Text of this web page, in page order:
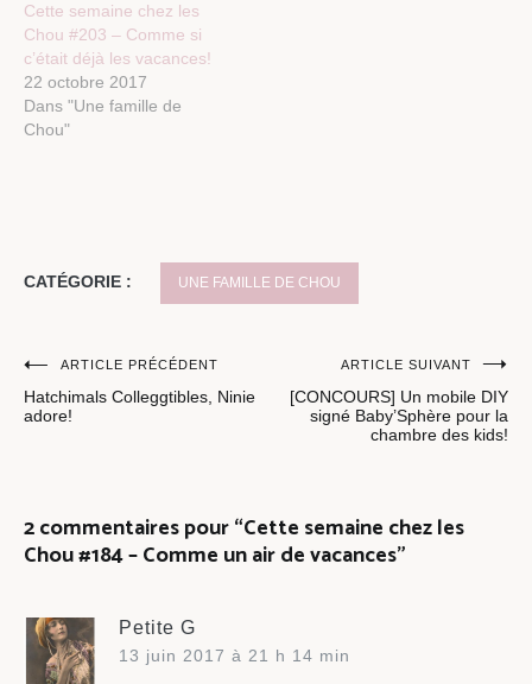
Cette semaine chez les
Chou #203 – Comme si
c’était déjà les vacances!
22 octobre 2017
Dans "Une famille de
Chou"
CATÉGORIE : UNE FAMILLE DE CHOU
Navigation
de
ARTICLE PRÉCÉDENT
Hatchimals Colleggtibles, Ninie
adore!
ARTICLE SUIVANT
[CONCOURS] Un mobile DIY
signé Baby’Sphère pour la
chambre des kids!
2 commentaires pour “Cette semaine chez les
Chou #184 – Comme un air de vacances”
Petite G
13 juin 2017 à 21 h 14 min